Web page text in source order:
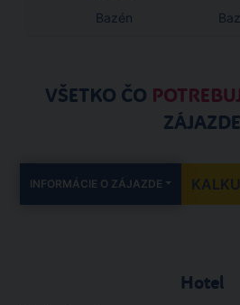
Bazén
VŠETKO ČO
ZÁJAZDE
INFORMÁCIE O ZÁJAZDE
Hotel